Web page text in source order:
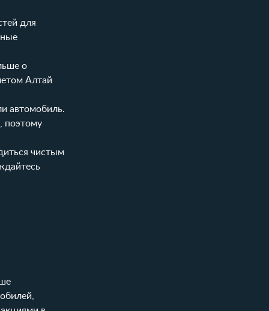
для
о
Алтай
автомобиль.
поэтому
чистым